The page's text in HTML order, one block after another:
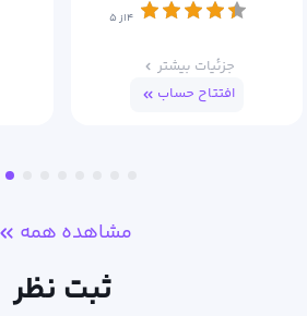
۴از ۵
جزئیات بیشتر
افتتاح حساب
مشاهده همه
ثبت نظر